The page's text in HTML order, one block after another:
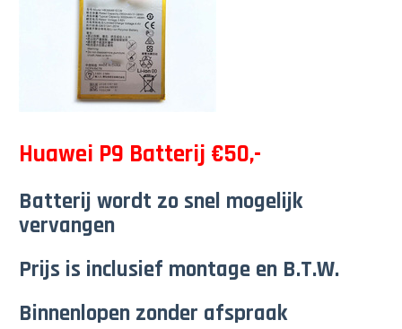
Huawei P9 Batterij €50,-
Batterij wordt zo snel mogelijk
vervangen
Prijs is inclusief montage en B.T.W.
Binnenlopen zonder afspraak